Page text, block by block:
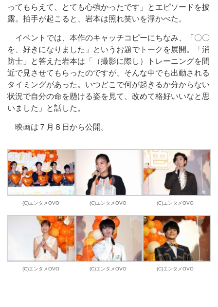
ってもらえて、とても心強かったです」とエピソードを披
露。拍手が起こると、岩本は照れ笑いを浮かべた。
イベントでは、本作のキャッチコピーにちなみ、「〇〇
を、好きになりました」というお題でトークを展開。「消
防士」と答えた岩本は「（撮影に際し）トレーニングを間
近で見させてもらったのですが、そんな中でも出動される
タイミングがあった。いつどこで何が起きるか分からない
状況で自分の命を懸ける姿を見て、改めて格好いいなと思
いました」と話した。
映画は７月８日から公開。
(C)エンタメOVO (C)エンタメOVO (C)エンタメOVO
(C)エンタメOVO (C)エンタメOVO (C)エンタメOVO